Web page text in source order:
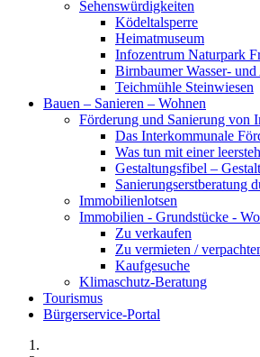
Sehenswürdigkeiten
Ködeltalsperre
Heimatmuseum
Infozentrum Naturpark
Birnbaumer Wasser-
Teichmühle Steinwiesen
Bauen – Sanieren – Wohnen
Förderung und Sanierung von
Das Interkommunale
Was tun mit einer
Gestaltungsfibel –
Sanierungserstberatung
Immobilienlotsen
Immobilien - Grundstücke -
Zu verkaufen
Zu vermieten /
Kaufgesuche
Klimaschutz-Beratung
Tourismus
Bürgerservice-Portal